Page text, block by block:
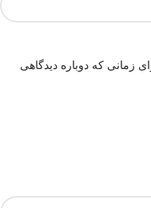
زمانی که دوباره دیدگاهی